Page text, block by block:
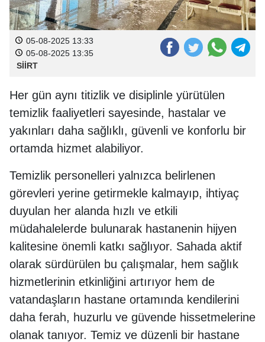
05-08-2025 13:33
05-08-2025 13:35
SİİRT
Her gün aynı titizlik ve disiplinle yürütülen
temizlik faaliyetleri sayesinde, hastalar ve
yakınları daha sağlıklı, güvenli ve konforlu bir
ortamda hizmet alabiliyor.
Temizlik personelleri yalnızca belirlenen
görevleri yerine getirmekle kalmayıp, ihtiyaç
duyulan her alanda hızlı ve etkili
müdahalelerde bulunarak hastanenin hijyen
kalitesine önemli katkı sağlıyor. Sahada aktif
olarak sürdürülen bu çalışmalar, hem sağlık
hizmetlerinin etkinliğini artırıyor hem de
vatandaşların hastane ortamında kendilerini
daha ferah, huzurlu ve güvende hissetmelerine
olanak tanıyor. Temiz ve düzenli bir hastane